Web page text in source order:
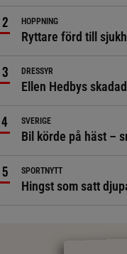
HOPPNING
Ryttare förd till
DRESSYR
Ellen Hedbys
SVERIGE
Bil körde på häst –
SPORTNYTT
Hingst som satt